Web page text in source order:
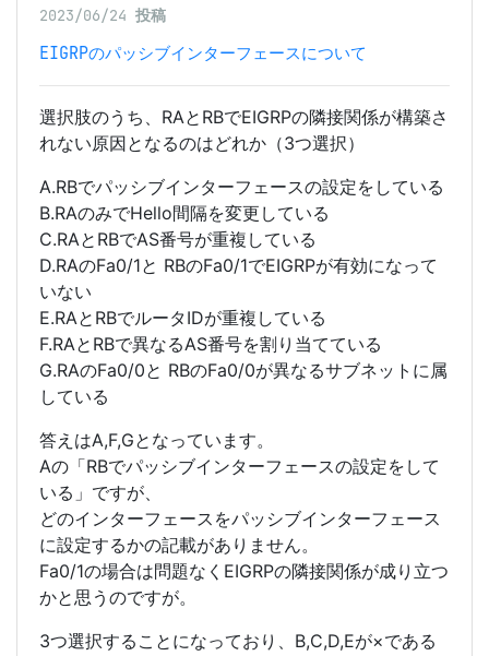
2023/06/24 投稿
EIGRPのパッシブインターフェースについて
選択肢のうち、RAとRBでEIGRPの隣接関係が構築さ
れない原因となるのはどれか（3つ選択）
A.RBでパッシブインターフェースの設定をしている
B.RAのみでHello間隔を変更している
C.RAとRBでAS番号が重複している
D.RAのFa0/1と RBのFa0/1でEIGRPが有効になって
いない
E.RAとRBでルータIDが重複している
F.RAとRBで異なるAS番号を割り当てている
G.RAのFa0/0と RBのFa0/0が異なるサブネットに属
している
答えはA,F,Gとなっています。
Aの「RBでパッシブインターフェースの設定をして
いる」ですが、
どのインターフェースをパッシブインターフェース
に設定するかの記載がありません。
Fa0/1の場合は問題なくEIGRPの隣接関係が成り立つ
かと思うのですが。
3つ選択することになっており、B,C,D,Eが×である